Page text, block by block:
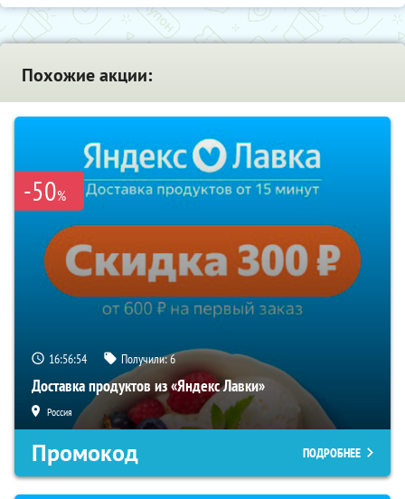
Похожие акции:
-50%
16:56:54 Получили:6
Доставка продуктов из «Яндекс Лавки»
Россия
Промокод ПОДРОБНЕЕ